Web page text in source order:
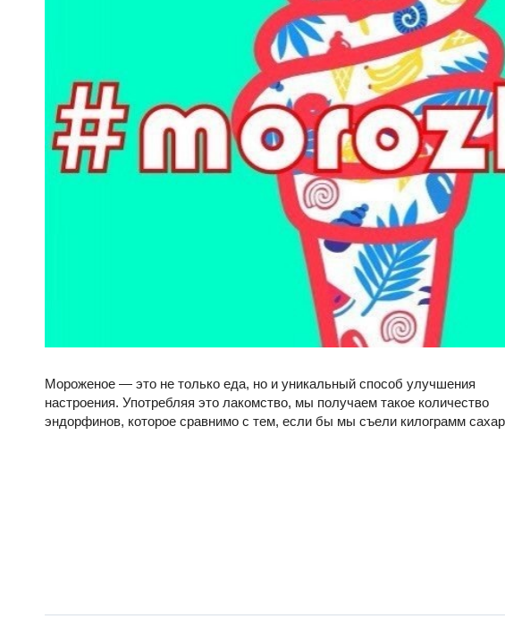
Мороженое — это не только еда, но и уникальный способ улучшения
настроения. Употребляя это лакомство, мы получаем такое количество
эндорфинов, которое сравнимо с тем, если бы мы съели килограмм